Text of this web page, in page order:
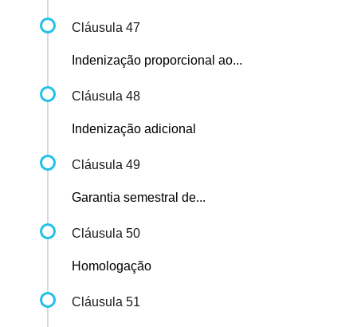
Cláusula 47
Indenização proporcional ao...
Cláusula 48
Indenização adicional
Cláusula 49
Garantia semestral de...
Cláusula 50
Homologação
Cláusula 51